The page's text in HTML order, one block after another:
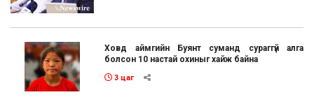
Ховд аймгийн Буянт суманд сураггүй алга
болсон 10 настай охиныг хайж байна
3 цаг